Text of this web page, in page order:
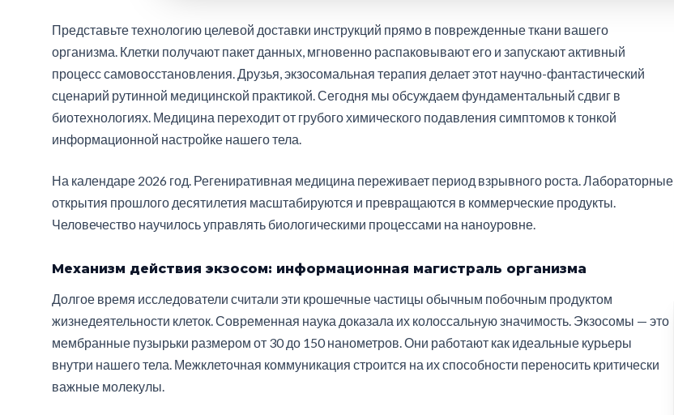
Представьте технологию целевой доставки инструкций прямо в поврежденные ткани вашего
организма. Клетки получают пакет данных, мгновенно распаковывают его и запускают активный
процесс самовосстановления. Друзья, экзосомальная терапия делает этот научно-фантастический
сценарий рутинной медицинской практикой. Сегодня мы обсуждаем фундаментальный сдвиг в
биотехнологиях. Медицина переходит от грубого химического подавления симптомов к тонкой
информационной настройке нашего тела.
На календаре 2026 год. Регениративная медицина переживает период взрывного роста. Лабораторные
открытия прошлого десятилетия масштабируются и превращаются в коммерческие продукты.
Человечество научилось управлять биологическими процессами на наноуровне.
Механизм действия экзосом: информационная магистраль организма
Долгое время исследователи считали эти крошечные частицы обычным побочным продуктом
жизнедеятельности клеток. Современная наука доказала их колоссальную значимость. Экзосомы — это
мембранные пузырьки размером от 30 до 150 нанометров. Они работают как идеальные курьеры
внутри нашего тела. Межклеточная коммуникация строится на их способности переносить критически
важные молекулы.